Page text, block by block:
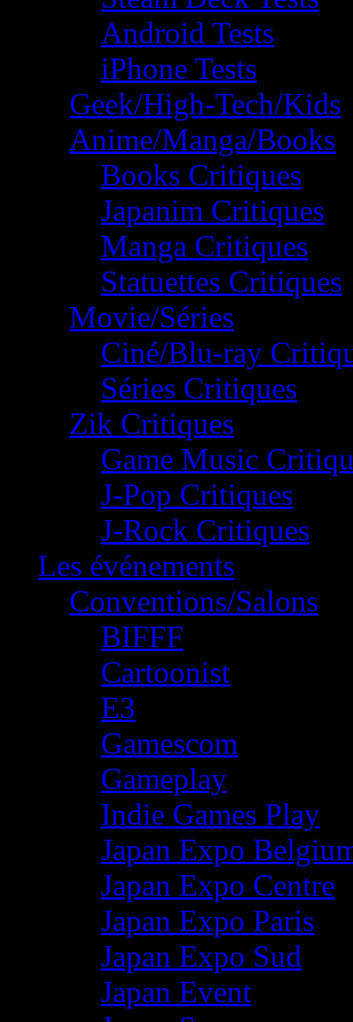
Android Tests
iPhone Tests
Geek/High-Tech/Kids
Anime/Manga/Books
Books Critiques
Japanim Critiques
Manga Critiques
Statuettes Critiques
Movie/Séries
Ciné/Blu-ray
Séries Critiques
Zik Critiques
Game Music
J-Pop Critiques
J-Rock Critiques
Les événements
Conventions/Salons
BIFFF
Cartoonist
E3
Gamescom
Gameplay
Indie Games Play
Japan Expo
Japan Expo Centre
Japan Expo Paris
Japan Expo Sud
Japan Event